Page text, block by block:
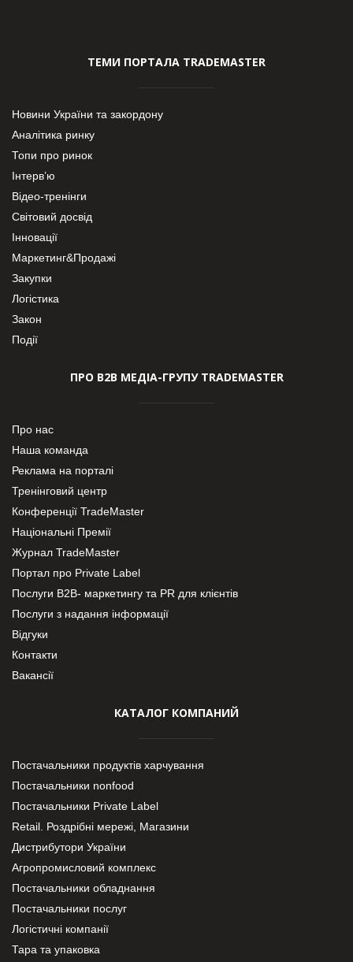
ТЕМИ ПОРТАЛА TRADEMASTER
Новини України та закордону
Аналітика ринку
Топи про ринок
Інтерв’ю
Відео-тренінги
Світовий досвід
Інновації
Маркетинг&Продажі
Закупки
Логістика
Закон
Події
ПРО В2В МЕДІА-ГРУПУ TRADEMASTER
Про нас
Наша команда
Реклама на порталі
Тренінговий центр
Конференції TradeMaster
Національні Премії
Журнал TradeMaster
Портал про Private Label
Послуги В2В- маркетингу та PR для клієнтів
Послуги з надання інформації
Відгуки
Контакти
Вакансії
КАТАЛОГ КОМПАНИЙ
Постачальники продуктів харчування
Постачальники nonfood
Постачальники Private Label
Retail. Роздрібні мережі, Магазини
Дистрибутори України
Агропромисловий комплекс
Постачальники обладнання
Постачальники послуг
Логістичні компанії
Тара та упаковка